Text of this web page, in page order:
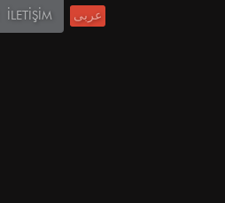
İLETİŞİM عربى